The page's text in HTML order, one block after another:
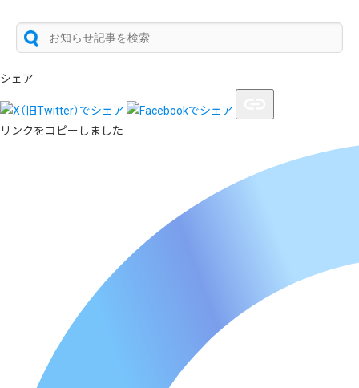
シェア
リンクをコピーしました